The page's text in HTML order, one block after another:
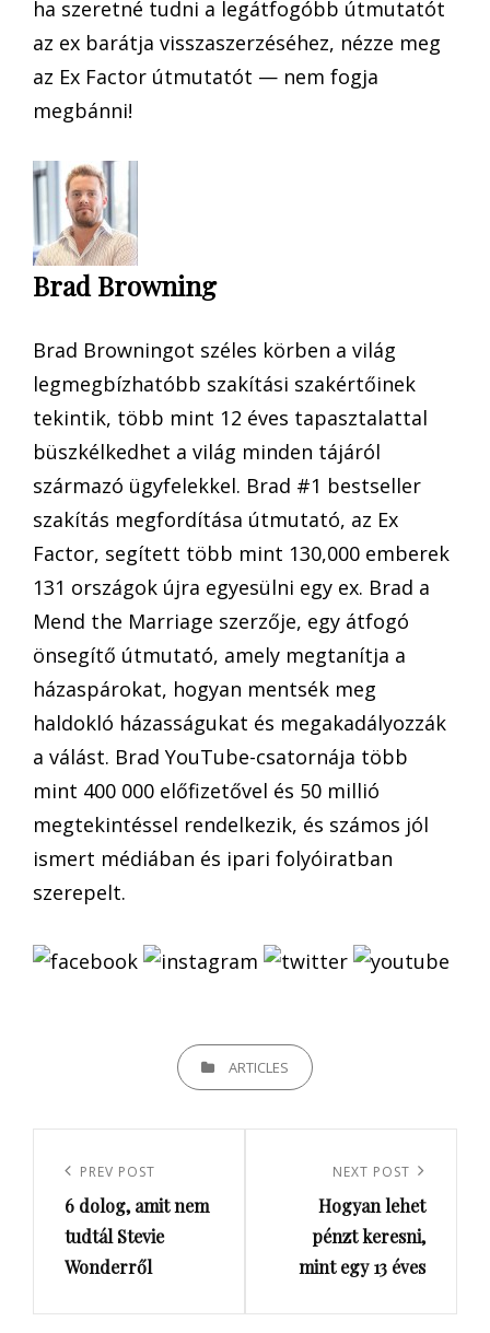
ha szeretné tudni a legátfogóbb útmutatót
az ex barátja visszaszerzéséhez, nézze meg
az Ex Factor útmutatót — nem fogja
megbánni!
Brad Browning
Brad Browningot széles körben a világ
legmegbízhatóbb szakítási szakértőinek
tekintik, több mint 12 éves tapasztalattal
büszkélkedhet a világ minden tájáról
származó ügyfelekkel. Brad #1 bestseller
szakítás megfordítása útmutató, az Ex
Factor, segített több mint 130,000 emberek
131 országok újra egyesülni egy ex. Brad a
Mend the Marriage szerzője, egy átfogó
önsegítő útmutató, amely megtanítja a
házaspárokat, hogyan mentsék meg
haldokló házasságukat és megakadályozzák
a válást. Brad YouTube-csatornája több
mint 400 000 előfizetővel és 50 millió
megtekintéssel rendelkezik, és számos jól
ismert médiában és ipari folyóiratban
szerepelt.
CATEGORIESARTICLES
navigáció
Previous
Post
PREV POST
6 dolog, amit nem
tudtál Stevie
Wonderről
NEXT POST
Hogyan lehet
pénzt keresni,
mint egy 13 éves